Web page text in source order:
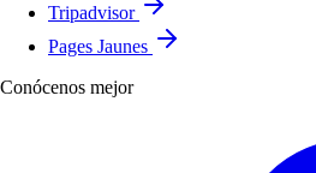
Tripadvisor
Pages Jaunes
Conócenos mejor